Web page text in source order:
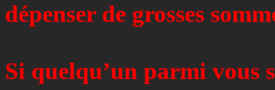
dépenser de grosses
Si quelqu’un parmi vous